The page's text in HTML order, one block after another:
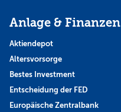
Anlage & Finanzen
Aktiendepot
Altersvorsorge
Bestes Investment
Entscheidung der FED
Europäische Zentralbank